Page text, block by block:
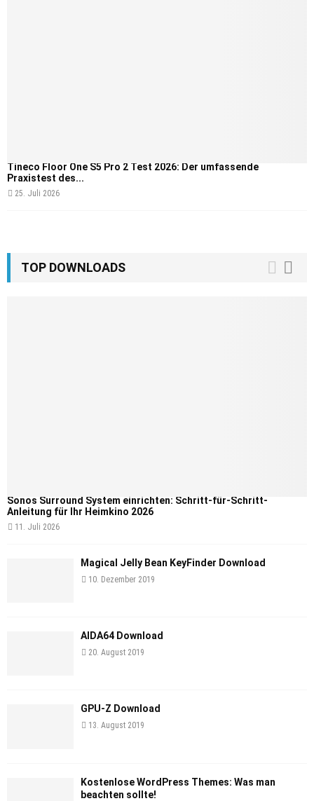
Tineco Floor One S5 Pro 2 Test 2026: Der umfassende
Praxistest des...
25. Juli 2026
TOP DOWNLOADS
Sonos Surround System einrichten: Schritt-für-Schritt-
Anleitung für Ihr Heimkino 2026
11. Juli 2026
Magical Jelly Bean KeyFinder Download
10. Dezember 2019
AIDA64 Download
20. August 2019
GPU-Z Download
13. August 2019
Kostenlose WordPress Themes: Was man
beachten sollte!